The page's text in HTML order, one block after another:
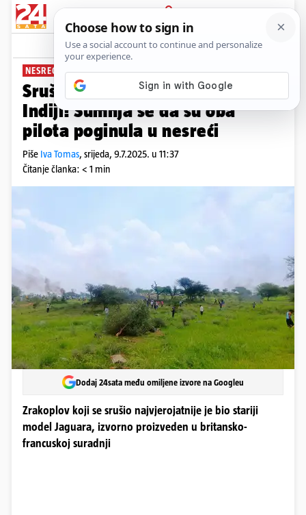
PRIJAVA
News Komentari
NESREĆA U INDIJI
Srušio se ratni zrakoplov u
Indiji! Sumnja se da su oba
pilota poginula u nesreći
Piše Iva Tomas, srijeda, 9.7.2025. u 11:37
Čitanje članka: < 1 min
Dodaj 24sata među omiljene izvore na Googleu
Zrakoplov koji se srušio najvjerojatnije je bio stariji
model Jaguara, izvorno proizveden u britansko-
francuskoj suradnji